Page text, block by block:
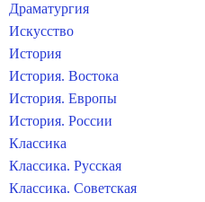
Драматургия
Искусство
История
История. Востока
История. Европы
История. России
Классика
Классика. Русская
Классика. Советская